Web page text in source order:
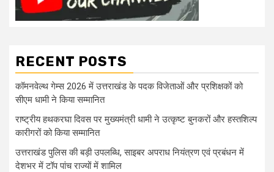
RECENT POSTS
कॉमनवेल्थ गेम्स 2026 में उत्तराखंड के पदक विजेताओं और प्रशिक्षकों को
सीएम धामी ने किया सम्मानित
राष्ट्रीय हथकरघा दिवस पर मुख्यमंत्री धामी ने उत्कृष्ट बुनकरों और हस्तशिल्प
कारीगरों को किया सम्मानित
उत्तराखंड पुलिस की बड़ी उपलब्धि, साइबर अपराध नियंत्रण एवं प्रबंधन में
देशभर में टॉप पांच राज्यों में शामिल